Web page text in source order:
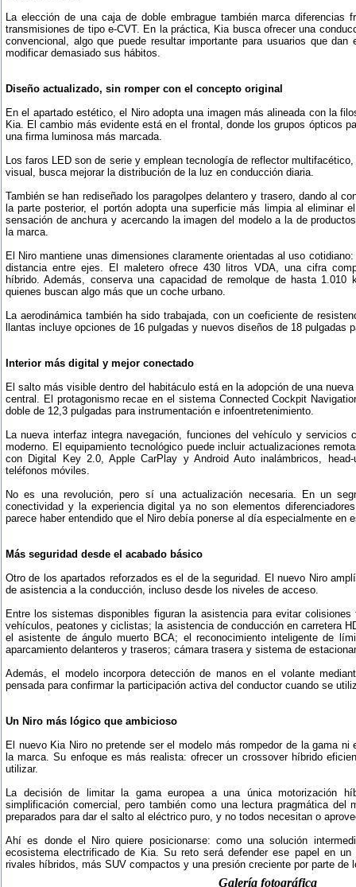
La elección de una caja de doble embrague también marca diferencias
transmisiones de tipo e-CVT. En la práctica, Kia busca ofrecer una
convencional, algo que puede resultar importante para usuarios que
modificar demasiado sus hábitos.
Diseño actualizado, sin romper con el concepto original
En el apartado estético, el Niro adopta una imagen más alineada con la
Kia. El cambio más evidente está en el frontal, donde los grupos ópticos
una firma luminosa más marcada.
Los faros LED son de serie y emplean tecnología de reflector
visual, busca mejorar la distribución de la luz en conducción diaria.
También se han rediseñado los paragolpes delantero y trasero, dando al
la parte posterior, el portón adopta una superficie más limpia al eliminar
sensación de anchura y acercando la imagen del modelo a la de
la marca.
El Niro mantiene unas dimensiones claramente orientadas al uso
distancia entre ejes. El maletero ofrece 430 litros VDA, una cifra
híbrido. Además, conserva una capacidad de remolque de hasta
quienes buscan algo más que un coche urbano.
La aerodinámica también ha sido trabajada, con un coeficiente de
llantas incluye opciones de 16 pulgadas y nuevos diseños de 18 pulgadas
Interior más digital y mejor conectado
El salto más visible dentro del habitáculo está en la adopción de una
central. El protagonismo recae en el sistema Connected Cockpit
doble de 12,3 pulgadas para instrumentación e infoentretenimiento.
La nueva interfaz integra navegación, funciones del vehículo y servicios
moderno. El equipamiento tecnológico puede incluir actualizaciones
con Digital Key 2.0, Apple CarPlay y Android Auto inalámbricos,
teléfonos móviles.
No es una revolución, pero sí una actualización necesaria. En un
conectividad y la experiencia digital ya no son elementos
parece haber entendido que el Niro debía ponerse al día especialmente en
Más seguridad desde el acabado básico
Otro de los apartados reforzados es el de la seguridad. El nuevo Niro
de asistencia a la conducción, incluso desde los niveles de acceso.
Entre los sistemas disponibles figuran la asistencia para evitar
vehículos, peatones y ciclistas; la asistencia de conducción en carretera
el asistente de ángulo muerto BCA; el reconocimiento inteligente de
aparcamiento delanteros y traseros; cámara trasera y sistema de
Además, el modelo incorpora detección de manos en el volante
pensada para confirmar la participación activa del conductor cuando se
Un Niro más lógico que ambicioso
El nuevo Kia Niro no pretende ser el modelo más rompedor de la gama
la marca. Su enfoque es más realista: ofrecer un crossover híbrido
utilizar.
La decisión de limitar la gama europea a una única motorización
simplificación comercial, pero también como una lectura pragmática del
preparados para dar el salto al eléctrico puro, y no todos necesitan o
Ahí es donde el Niro quiere posicionarse: como una solución
ecosistema electrificado de Kia. Su reto será defender ese papel en
rivales híbridos, más SUV compactos y una presión creciente por parte de
Galería fotográfica